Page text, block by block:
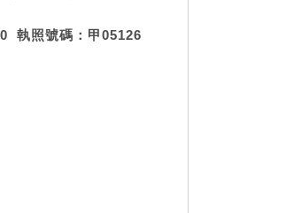
執照號碼：甲05126